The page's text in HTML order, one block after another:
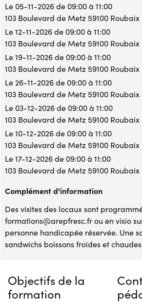
Le 05-11-2026 de 09:00 à 11:00
103 Boulevard de Metz 59100 Roubaix
Le 12-11-2026 de 09:00 à 11:00
103 Boulevard de Metz 59100 Roubaix
Le 19-11-2026 de 09:00 à 11:00
103 Boulevard de Metz 59100 Roubaix
Le 26-11-2026 de 09:00 à 11:00
103 Boulevard de Metz 59100 Roubaix
Le 03-12-2026 de 09:00 à 11:00
103 Boulevard de Metz 59100 Roubaix
Le 10-12-2026 de 09:00 à 11:00
103 Boulevard de Metz 59100 Roubaix
Le 17-12-2026 de 09:00 à 11:00
103 Boulevard de Metz 59100 Roubaix
Complément d'information
Des visites des locaux sont
formations@arepfresc.fr ou en visio
personne handicapée réservée. Une
sandwichs boissons froides et
Objectifs de la
formation